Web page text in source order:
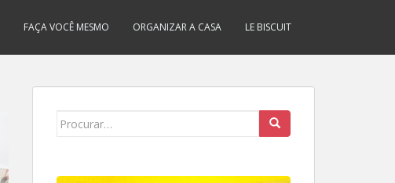
FAÇA VOCÊ MESMO ORGANIZAR A CASA LE BISCUIT
Search